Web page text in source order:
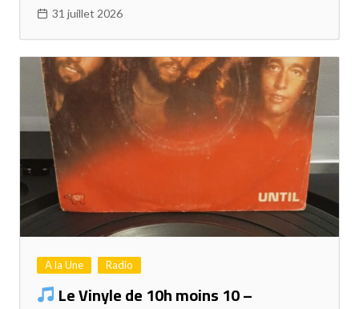
31 juillet 2026
A la Une Radio
Le Vinyle de 10h moins 10 –